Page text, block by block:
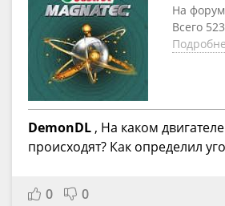
На
Всего
DemonDL , На каком
происходят? Как определил
0 0